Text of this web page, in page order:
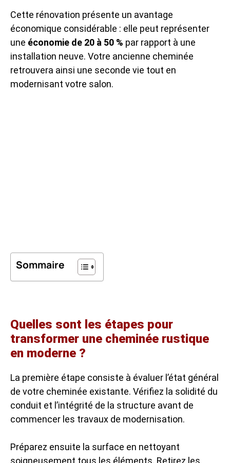
Cette rénovation présente un avantage
économique considérable : elle peut représenter
une économie de 20 à 50 % par rapport à une
installation neuve. Votre ancienne cheminée
retrouvera ainsi une seconde vie tout en
modernisant votre salon.
Sommaire
Quelles sont les étapes pour
transformer une cheminée rustique
en moderne ?
La première étape consiste à évaluer l’état général
de votre cheminée existante. Vérifiez la solidité du
conduit et l’intégrité de la structure avant de
commencer les travaux de modernisation.
Préparez ensuite la surface en nettoyant
soigneusement tous les éléments. Retirez les